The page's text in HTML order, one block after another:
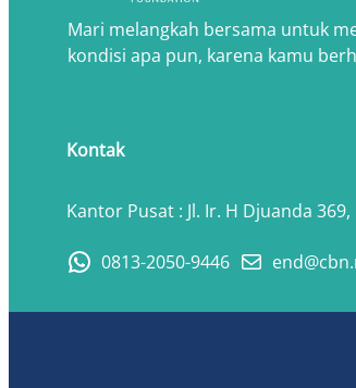
Mari melangkah bersama untuk
kondisi apa pun, karena kamu
Kontak
Kantor Pusat : Jl. Ir. H Djuanda
0813-2050-9446